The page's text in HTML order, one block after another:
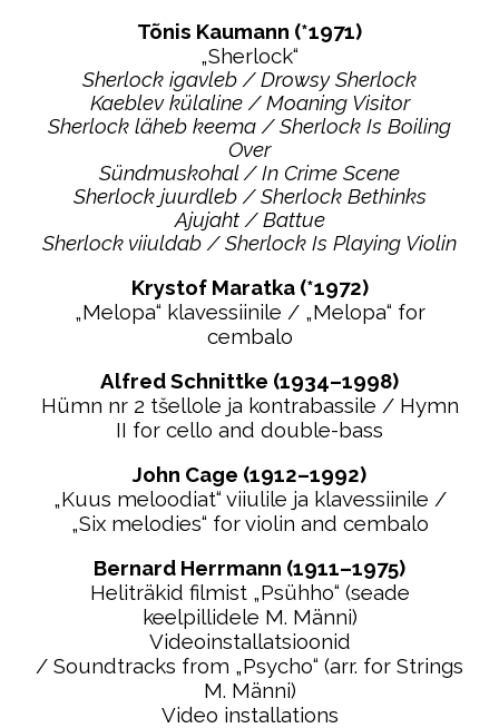
Tõnis Kaumann (*1971)
„Sherlock“
Sherlock igavleb / Drowsy Sherlock
Kaeblev külaline / Moaning Visitor
Sherlock läheb keema / Sherlock Is Boiling
Over
Sündmuskohal / In Crime Scene
Sherlock juurdleb / Sherlock Bethinks
Ajujaht / Battue
Sherlock viiuldab / Sherlock Is Playing Violin
Krystof Maratka (*1972)
„Melopa“ klavessiinile / „Melopa“ for
cembalo
Alfred Schnittke (1934–1998)
Hümn nr 2 tšellole ja kontrabassile / Hymn
II for cello and double-bass
John Cage (1912–1992)
„Kuus meloodiat“ viiulile ja klavessiinile /
„Six melodies“ for violin and cembalo
Bernard Herrmann (1911–1975)
Heliträkid filmist „Psühho“ (seade
keelpillidele M. Männi)
Videoinstallatsioonid
/ Soundtracks from „Psycho“ (arr. for Strings
M. Männi)
Video installations